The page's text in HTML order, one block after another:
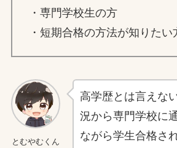
・専門学校生の方
・短期合格の方法が知りたい
とむやむくん
高学歴とは言えな
況から専門学校に
ながら学生合格さ